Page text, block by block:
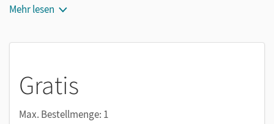
Notiz- und Markierungsmöglichkeit
Notizen erstellen
Markierungen setzen
Mehr lesen
Gratis
Max. Bestellmenge: 1